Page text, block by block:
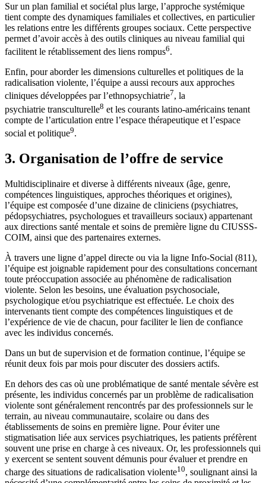
Sur un plan familial et sociétal plus large, l’approche systémique
tient compte des dynamiques familiales et collectives, en particulier
les relations entre les différents groupes sociaux. Cette perspective
permet d’avoir accès à des outils cliniques au niveau familial qui
facilitent le rétablissement des liens rompus6.
Enfin, pour aborder les dimensions culturelles et politiques de la
radicalisation violente, l’équipe a aussi recours aux approches
cliniques développées par l’ethnopsychiatrie7, la
psychiatrie transculturelle8 et les courants latino-américains tenant
compte de l’articulation entre l’espace thérapeutique et l’espace
social et politique9.
3. Organisation de l’offre de service
Multidisciplinaire et diverse à différents niveaux (âge, genre,
compétences linguistiques, approches théoriques et origines),
l’équipe est composée d’une dizaine de cliniciens (psychiatres,
pédopsychiatres, psychologues et travailleurs sociaux) appartenant
aux directions santé mentale et soins de première ligne du CIUSSS-
COIM, ainsi que des partenaires externes.
À travers une ligne d’appel directe ou via la ligne Info-Social (811),
l’équipe est joignable rapidement pour des consultations concernant
toute préoccupation associée au phénomène de radicalisation
violente. Selon les besoins, une évaluation psychosociale,
psychologique et/ou psychiatrique est effectuée. Le choix des
intervenants tient compte des compétences linguistiques et de
l’expérience de vie de chacun, pour faciliter le lien de confiance
avec les individus concernés.
Dans un but de supervision et de formation continue, l’équipe se
réunit deux fois par mois pour discuter des dossiers actifs.
En dehors des cas où une problématique de santé mentale sévère est
présente, les individus concernés par un problème de radicalisation
violente sont généralement rencontrés par des professionnels sur le
terrain, au niveau communautaire, scolaire ou dans des
établissements de soins en première ligne. Pour éviter une
stigmatisation liée aux services psychiatriques, les patients préfèrent
souvent une prise en charge à ces niveaux. Or, les professionnels qui
y exercent se sentent souvent démunis pour évaluer et prendre en
charge des situations de radicalisation violente10, soulignant ainsi la